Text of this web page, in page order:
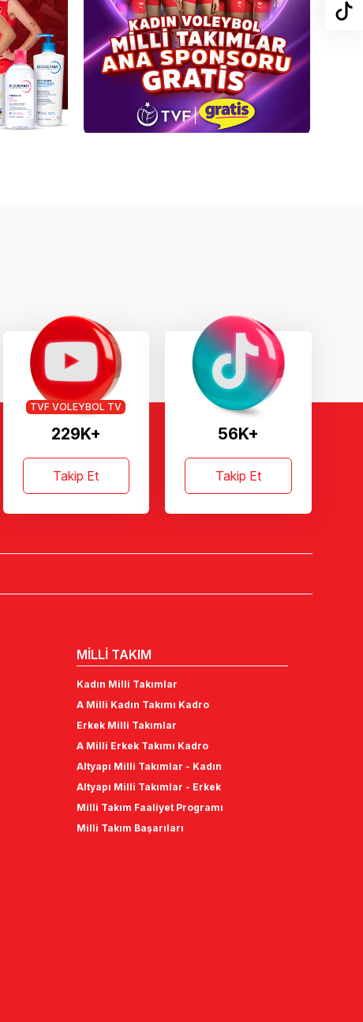
229K+
TVF VOLEYBOL TV
Takip Et
56K+
Takip Et
MİLLİ TAKIM
Kadın Milli Takımlar
A Milli Kadın Takımı Kadro
Erkek Milli Takımlar
A Milli Erkek Takımı Kadro
Altyapı Milli Takımlar - Kadın
Altyapı Milli Takımlar - Erkek
Milli Takım Faaliyet Programı
Milli Takım Başarıları